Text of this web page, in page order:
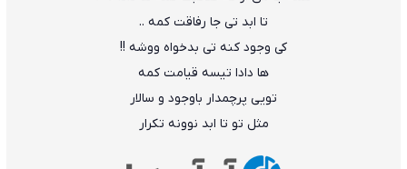
تا ابد تی جا رفاقت کمه ..
کی وجود کنه تی بدخواه ووشه !!
ها دادا تیسه قیامت کمه
تویی پرچمدار باوجود و سالار
مثل تو تا ابد نوونه تکرار